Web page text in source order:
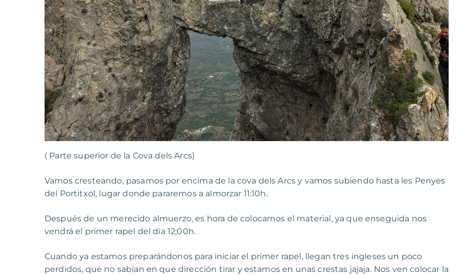
( Parte superior de la Cova dels Arcs)
Vamos cresteando, pasamos por encima de la cova dels Arcs y vamos subiendo hasta les Penyes
del Portitxol, lugar donde pararemos a almorzar 11:10h.
Después de un merecido almuerzo, es hora de colocarnos el material, ya que enseguida nos
vendrá el primer rapel del día 12;00h.
Cuando ya estamos preparándonos para iniciar el primer rapel, llegan tres ingleses un poco
perdidos, que no sabían en que dirección tirar y estamos en unas crestas jajaja. Nos ven colocar la